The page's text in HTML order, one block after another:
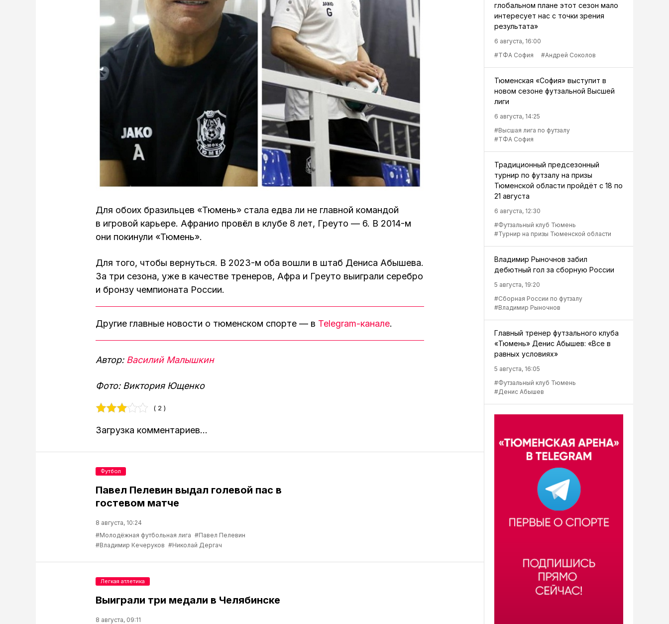
Для обоих бразильцев «Тюмень» стала едва ли не главной командой
в игровой карьере. Афранио провёл в клубе 8 лет, Греуто — 6. В 2014-м
они покинули «Тюмень».
Для того, чтобы вернуться. В 2023-м оба вошли в штаб Дениса Абышева.
За три сезона, уже в качестве тренеров, Афра и Греуто выиграли серебро
и бронзу чемпионата России.
Другие главные новости о тюменском спорте — в Telegram-канале.
Автор: Василий Малышкин
Фото: Виктория Ющенко
( 2 )
Загрузка комментариев...
Павел Пелевин выдал голевой пас в
гостевом матче
8 августа, 10:24
#Молодёжная футбольная лига #Павел Пелевин
#Владимир Кечеруков #Николай Дергач
Футбол
Выиграли три медали в Челябинске
8 августа, 09:11
Легкая атлетика
глобальном плане этот сезон мало
интересует нас с точки зрения
результата»
6 августа, 16:00
#ТФА София
#Андрей Соколов
Тюменская «София» выступит в
новом сезоне футзальной Высшей
лиги
6 августа, 14:25
#Высшая лига по футзалу
#ТФА София
Традиционный предсезонный
турнир по футзалу на призы
Тюменской области пройдёт с 18 по
21 августа
6 августа, 12:30
#Футзальный клуб Тюмень
#Турнир на призы Тюменской области
Владимир Рыночнов забил
дебютный гол за сборную России
5 августа, 19:20
#Сборная России по футзалу
#Владимир Рыночнов
Главный тренер футзального клуба
«Тюмень» Денис Абышев: «Все в
равных условиях»
5 августа, 16:05
#Футзальный клуб Тюмень
#Денис Абышев